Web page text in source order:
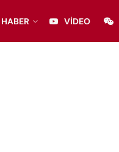
HABER VIDEO